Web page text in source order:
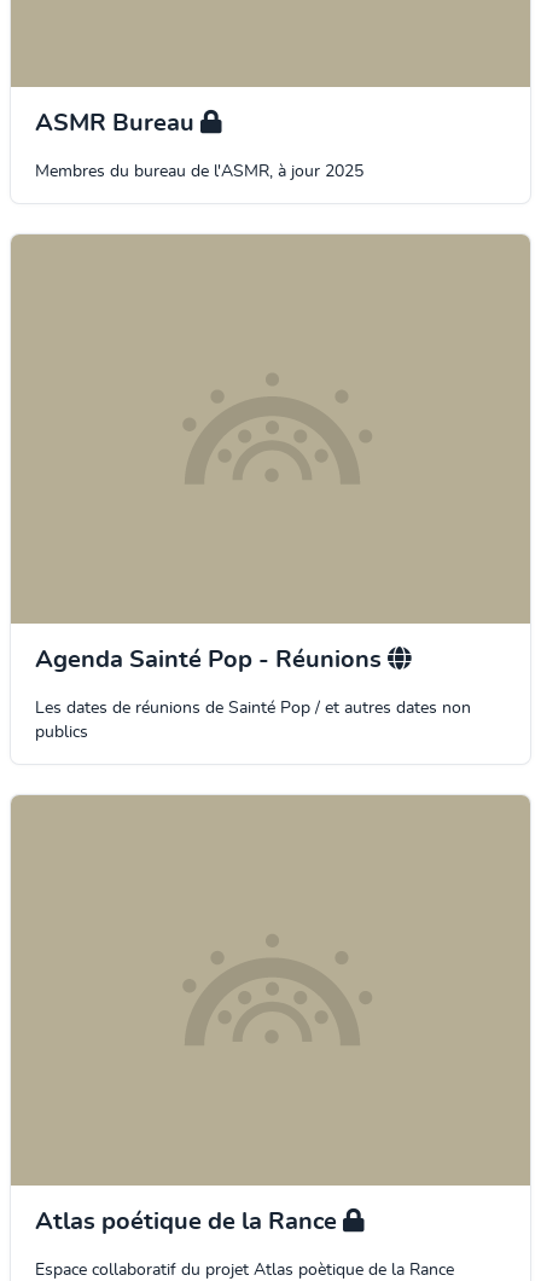
ASMR Bureau
Membres du bureau de l'ASMR, à jour 2025
Agenda Sainté Pop - Réunions
Les dates de réunions de Sainté Pop / et autres dates non
publics
Atlas poétique de la Rance
Espace collaboratif du projet Atlas poètique de la Rance